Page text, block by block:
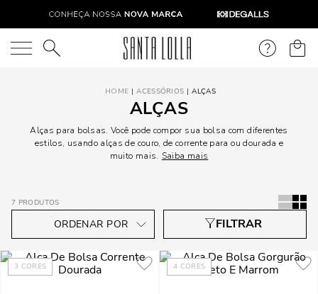
O que você está procurando?
ACESSÓRIOS ALÇAS
ALÇAS
Alças para bolsas. Você pode compor sua bolsa com diferentes
estilos, usando alças de couro, de corrente para ou dourada e
muito mais. Saiba mais
7 PRODUTOS
3 CORES 4 CORES